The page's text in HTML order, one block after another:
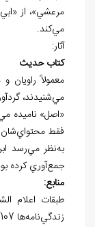
مرعشي»، از
مي‌کند.
آثار:
کتاب حدیث
معمولاً راويان
مي‌شنيدند،
«اصل» ناميده
فقط محتواي‌شان
به‌نظر مي‌رسد
جمع‌آوري کرده
منابع:
زندگي‌نامه‌ها 1/107.